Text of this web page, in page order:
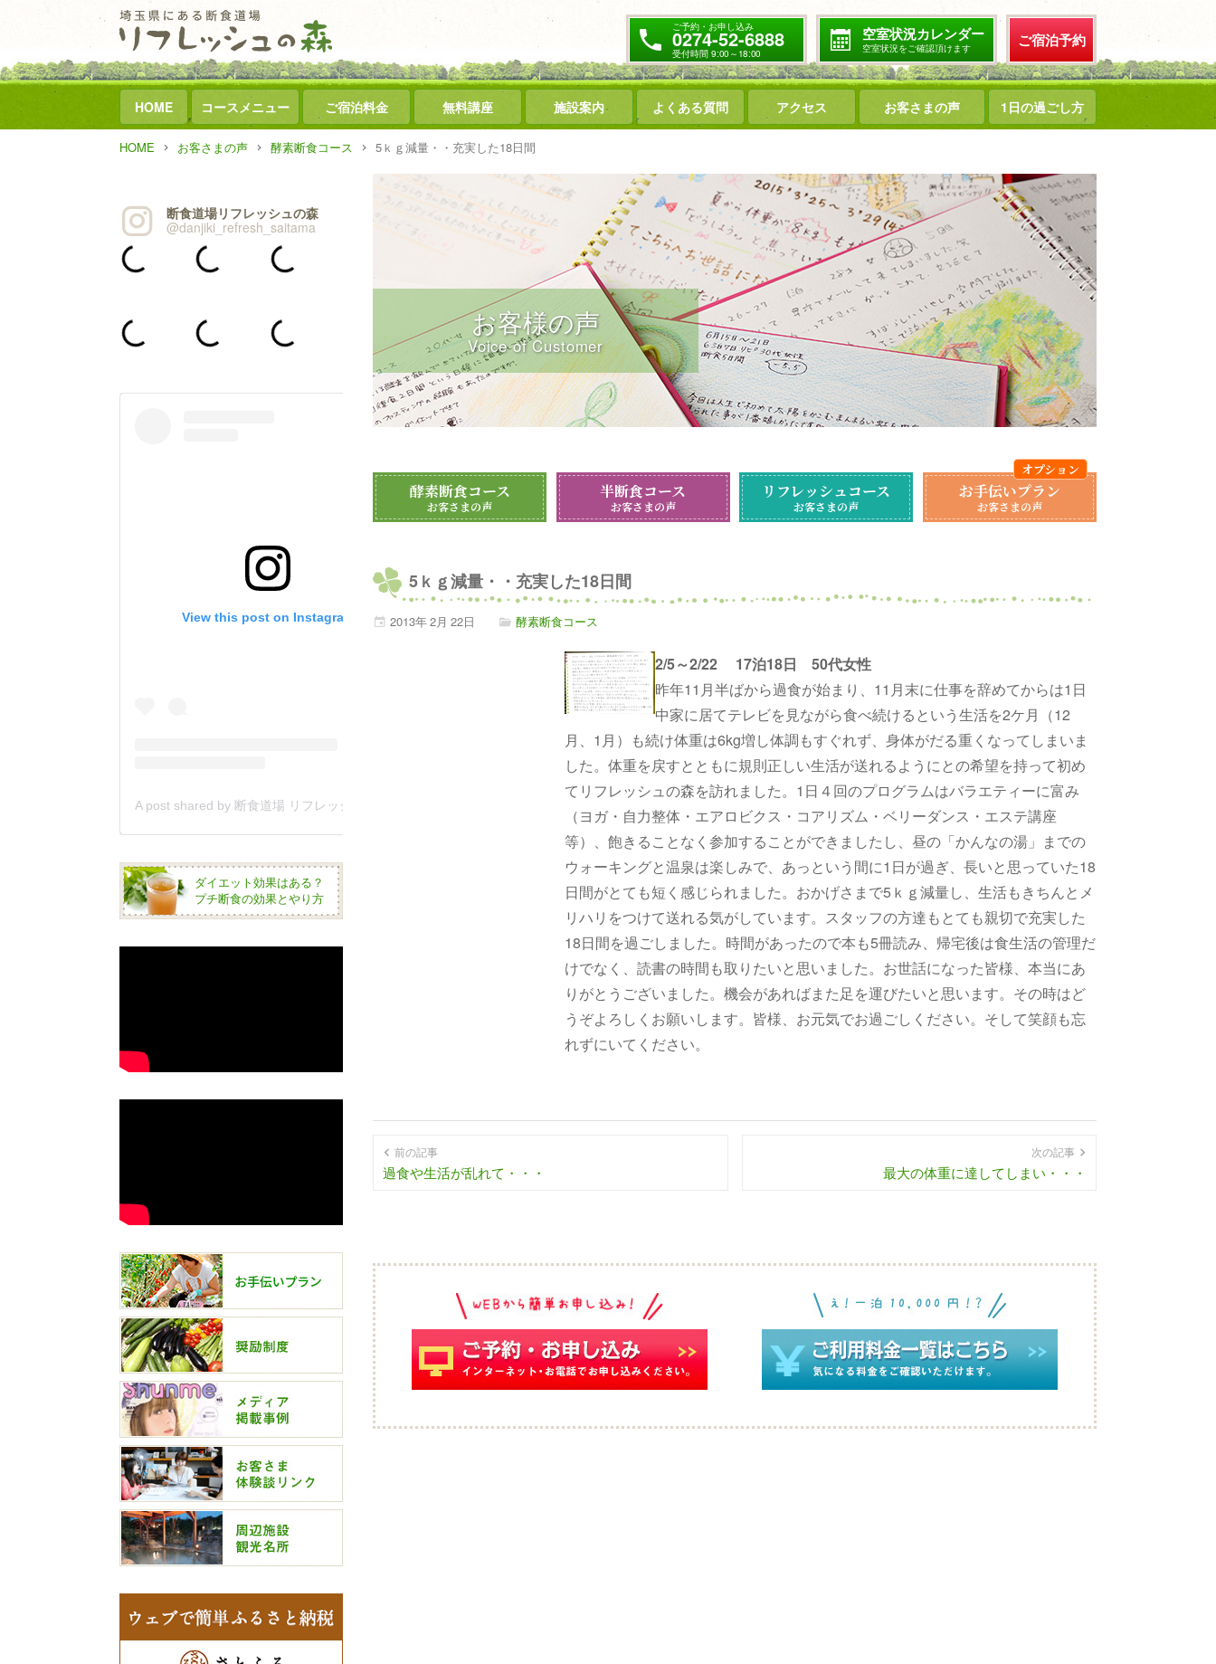
ご予約・お申し込み
0274-52-6888
受付時間 9:00～18:00
空室状況カレンダー
空室状況をご確認頂けます ご宿泊予約
HOME コースメニュー ご宿泊料金 無料講座 施設案内 よくある質問 アクセス お客さまの声 1日の過ごし方
HOME お客さまの声 酵素断食コース 5ｋｇ減量・・充実した18日間
お客様の声
Voice of Customer
酵素断食コース
お客さまの声
半断食コース
お客さまの声
リフレッシュコース
お客さまの声
お手伝いプラン
お客さまの声
5ｋｇ減量・・充実した18日間
2013年2月 22日 酵素断食コース
2/5～2/22 17泊18日 50代女性
昨年11月半ばから過食が始まり、11月末に仕事を辞めてからは1日
中家に居てテレビを見ながら食べ続けるという生活を2ケ月（12
月、1月）も続け体重は6kg増し体調もすぐれず、身体がだる重くなってしまいま
した。体重を戻すとともに規則正しい生活が送れるようにとの希望を持って初め
てリフレッシュの森を訪れました。1日４回のプログラムはバラエティーに富み
（ヨガ・自力整体・エアロビクス・コアリズム・ベリーダンス・エステ講座
等）、飽きることなく参加することができましたし、昼の「かんなの湯」までの
ウォーキングと温泉は楽しみで、あっという間に1日が過ぎ、長いと思っていた18
日間がとても短く感じられました。おかげさまで5ｋｇ減量し、生活もきちんとメ
リハリをつけて送れる気がしています。スタッフの方達もとても親切で充実した
18日間を過ごしました。時間があったので本も5冊読み、帰宅後は食生活の管理だ
けでなく、読書の時間も取りたいと思いました。お世話になった皆様、本当にあ
りがとうございました。機会があればまた足を運びたいと思います。その時はど
うぞよろしくお願いします。皆様、お元気でお過ごしください。そして笑顔も忘
れずにいてください。
前の記事
過食や生活が乱れて・・・
次の記事
最大の体重に達してしまい・・・
断食道場リフレッシュの森
@danjiki_refresh_saitama
View this post on Instagram
ダイエット効果はある？
プチ断食の効果とやり方